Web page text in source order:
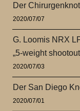
Der
2020/07/07
G. Loomis NRX
„5-weight
2020/07/03
Der San Diego
2020/07/01